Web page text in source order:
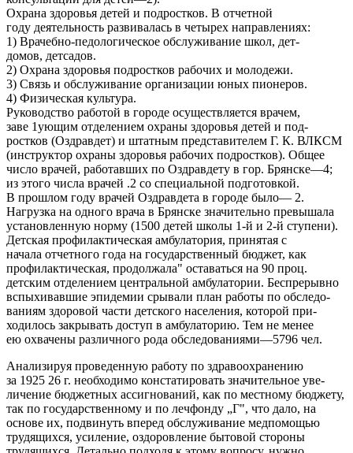
Охрана здоровья детей и подростков. В отчетной
году деятельность развивалась в четырех направлениях:
1) Врачебно-педологическое обслуживание школ, дет-
домов, детсадов.
2) Охрана здоровья подростков рабочих и молодежи.
3) Связь и обслуживание организации юных пионеров.
4) Физическая культура.
Руководство работой в городе осуществляется врачем,
заве 1ующим отделением охраны здоровья детей и под-
ростков (Оздравдет) и штатным представителем Г. К. ВЛКСМ
(инструктор охраны здоровья рабочих подростков). Общее
число врачей, работавших по Оздравдету в гор. Брянске—4;
из этого числа врачей .2 со специальной подготовкой.
В прошлом году врачей Оздравдета в городе было— 2.
Нагрузка на одного врача в Брянске значительно превышала
установленную норму (1500 детей школы 1-й и 2-й ступени).
Детская профилактическая амбулатория, принятая с
начала отчетного года на государственный бюджет, как
профилактическая, продолжала" оставаться на 90 проц.
детским отделением центральной амбулатории. Беспрерывно
вспыхивавшие эпидемии срывали план работы по обследо-
ваниям здоровой части детского населения, которой при-
ходилось закрывать доступ в амбулаторию. Тем не менее
ею охвачены различного рода обследованиями—5796 чел.
Анализируя проведенную работу по здравоохранению
за 1925 26 г. необходимо констатировать значительное уве-
личение бюджетных ассигнований, как по местному бюджету,
так по государственному и по лечфонду „Г", что дало, на
основе их, подвинуть вперед обслуживание медпомощью
трудящихся, усиление, оздоровление бытовой стороны